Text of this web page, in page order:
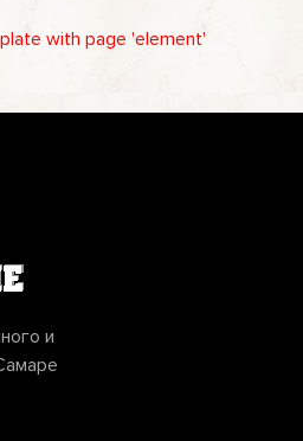
with page 'element'
и